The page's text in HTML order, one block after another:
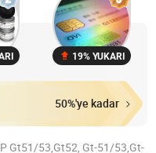
19% YUKARI
50%'ye kadar
Gt51/53,Gt52, Gt-51/53,Gt-